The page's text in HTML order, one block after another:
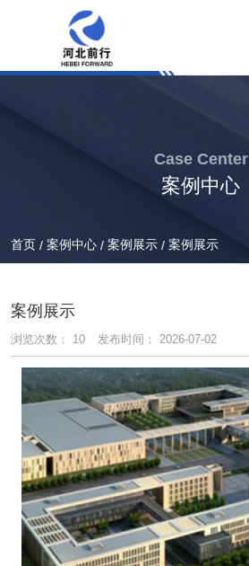
Case Center
案例中心
首页 / 案例中心 / 案例展示 / 案例展示
案例展示
浏览次数： 10 发布时间： 2026-07-02